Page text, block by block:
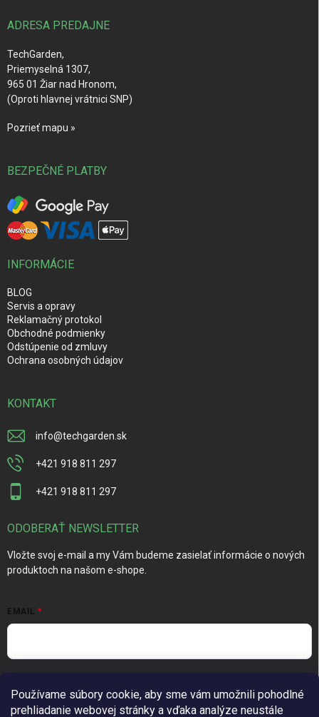
Používame súbory cookie, aby sme vám umožnili pohodlné
prehliadanie webovej stránky a vďaka analýze neustále
ADRESA PREDAJNE
TechGarden,
Priemyselná 1307,
965 01 Žiar nad Hronom,
(Oproti hlavnej vrátnici SNP)
Pozrieť mapu »
BEZPEČNÉ PLATBY
INFORMÁCIE
BLOG
Servis a opravy
Reklamačný protokol
Obchodné podmienky
Odstúpenie od zmluvy
Ochrana osobných údajov
KONTAKT
info@techgarden.sk
+421 918 811 297
+421 918 811 297
ODOBERAŤ NEWSLETTER
Vložte svoj e-mail a my Vám budeme zasielať informácie o nových
produktoch na našom e-shope.
EMAIL
údajov